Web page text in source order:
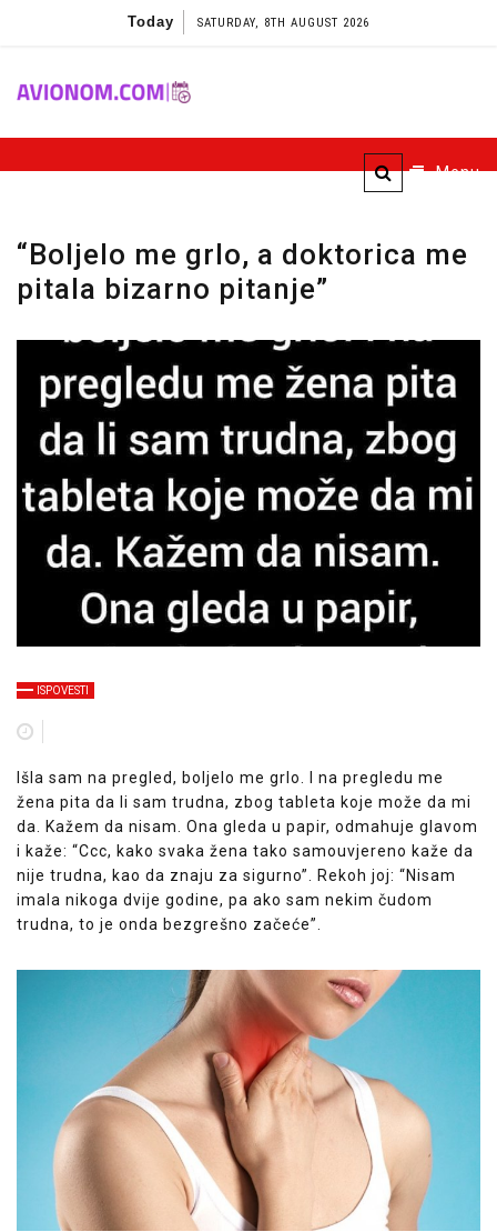
Today SATURDAY, 8TH AUGUST 2026
Avionom
Menu
“Boljelo me grlo, a doktorica me
pitala bizarno pitanje”
ISPOVESTI
Išla sam na pregled, boljelo me grlo. I na pregledu me
žena pita da li sam trudna, zbog tableta koje može da mi
da. Kažem da nisam. Ona gleda u papir, odmahuje glavom
i kaže: “Ccc, kako svaka žena tako samouvjereno kaže da
nije trudna, kao da znaju za sigurno”. Rekoh joj: “Nisam
imala nikoga dvije godine, pa ako sam nekim čudom
trudna, to je onda bezgrešno začeće”.